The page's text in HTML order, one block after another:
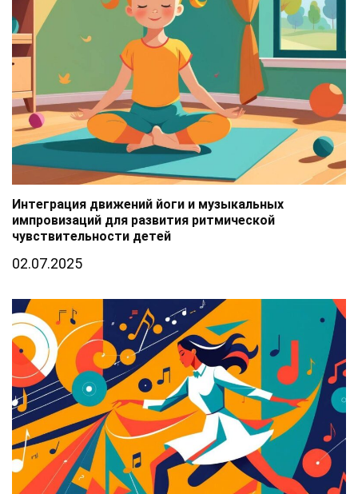
Интеграция движений йоги и музыкальных
импровизаций для развития ритмической
чувствительности детей
02.07.2025